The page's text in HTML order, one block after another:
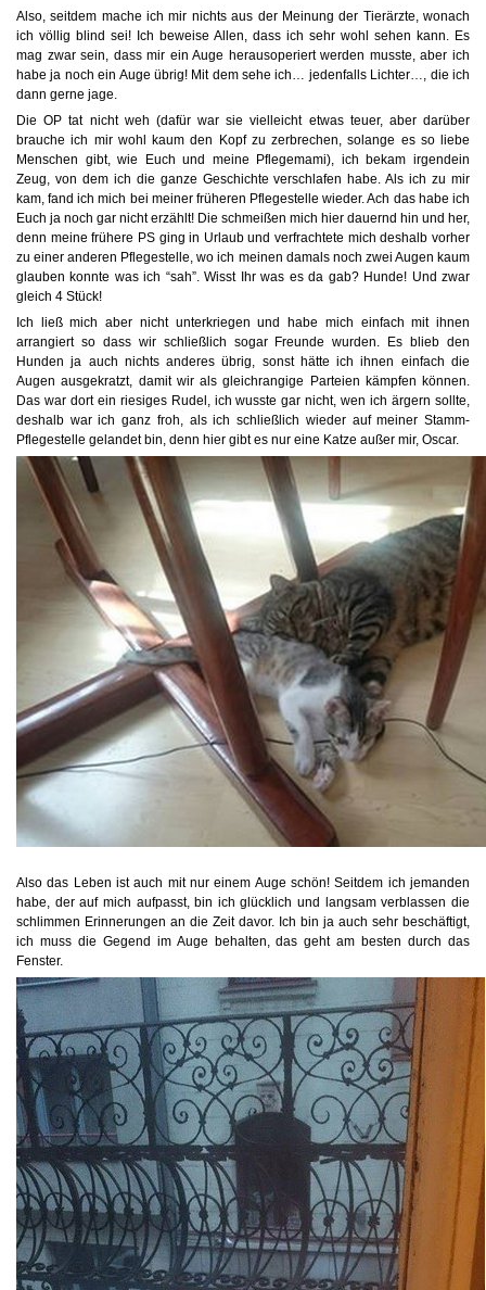
Also, seitdem mache ich mir nichts aus der Meinung der Tierärzte, wonach
ich völlig blind sei! Ich beweise Allen, dass ich sehr wohl sehen kann. Es
mag zwar sein, dass mir ein Auge herausoperiert werden musste, aber ich
habe ja noch ein Auge übrig! Mit dem sehe ich… jedenfalls Lichter…, die ich
dann gerne jage.
Die OP tat nicht weh (dafür war sie vielleicht etwas teuer, aber darüber
brauche ich mir wohl kaum den Kopf zu zerbrechen, solange es so liebe
Menschen gibt, wie Euch und meine Pflegemami), ich bekam irgendein
Zeug, von dem ich die ganze Geschichte verschlafen habe. Als ich zu mir
kam, fand ich mich bei meiner früheren Pflegestelle wieder. Ach das habe ich
Euch ja noch gar nicht erzählt! Die schmeißen mich hier dauernd hin und her,
denn meine frühere PS ging in Urlaub und verfrachtete mich deshalb vorher
zu einer anderen Pflegestelle, wo ich meinen damals noch zwei Augen kaum
glauben konnte was ich “sah”. Wisst Ihr was es da gab? Hunde! Und zwar
gleich 4 Stück!
Ich ließ mich aber nicht unterkriegen und habe mich einfach mit ihnen
arrangiert so dass wir schließlich sogar Freunde wurden. Es blieb den
Hunden ja auch nichts anderes übrig, sonst hätte ich ihnen einfach die
Augen ausgekratzt, damit wir als gleichrangige Parteien kämpfen können.
Das war dort ein riesiges Rudel, ich wusste gar nicht, wen ich ärgern sollte,
deshalb war ich ganz froh, als ich schließlich wieder auf meiner Stamm-
Pflegestelle gelandet bin, denn hier gibt es nur eine Katze außer mir, Oscar.
Also das Leben ist auch mit nur einem Auge schön! Seitdem ich jemanden
habe, der auf mich aufpasst, bin ich glücklich und langsam verblassen die
schlimmen Erinnerungen an die Zeit davor. Ich bin ja auch sehr beschäftigt,
ich muss die Gegend im Auge behalten, das geht am besten durch das
Fenster.